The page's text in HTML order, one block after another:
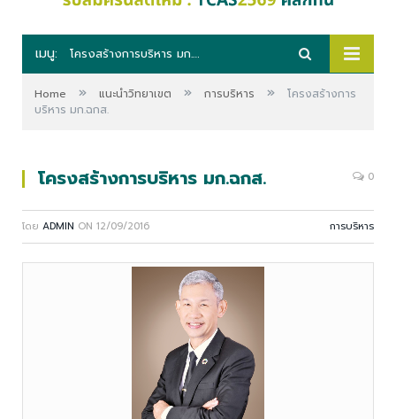
เมนู: โครงสร้างการบริหาร มก.ฉกส.
Home » แนะนำวิทยาเขต » การบริหาร »
โครงสร้างการ
บริหาร มก.ฉกส.
โครงสร้างการบริหาร มก.ฉกส. 0
โดย ADMIN ON 12/09/2016 การบริหาร